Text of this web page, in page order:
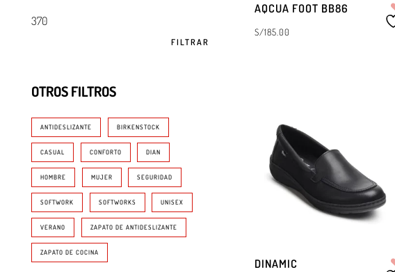
FILTRAR
OTROS FILTROS
ANTIDESLIZANTE BIRKENSTOCK
CASUAL CONFORTO DIAN
HOMBRE MUJER SEGURIDAD
SOFTWORK SOFTWORKS UNISEX
VERANO ZAPATO DE ANTIDESLIZANTE
ZAPATO DE COCINA
AQCUA FOOT BB86
S/185.00
DINAMIC